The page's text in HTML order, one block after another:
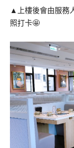
▲上樓後會由服務
照打卡🤩